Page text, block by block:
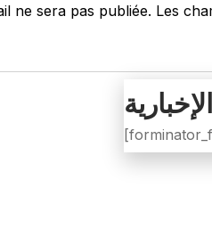
ne sera pas publiée. Les